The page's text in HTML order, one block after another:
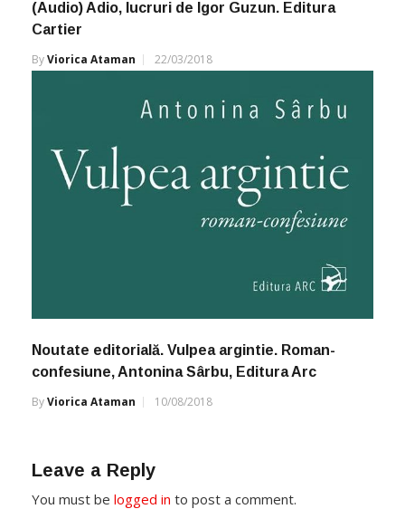
(Audio) Adio, lucruri de Igor Guzun. Editura
Cartier
ByViorica Ataman 22/03/2018
Noutate editorială. Vulpea argintie. Roman-
confesiune, Antonina Sârbu, Editura Arc
ByViorica Ataman 10/08/2018
Leave a Reply
You must be logged in to post a comment.